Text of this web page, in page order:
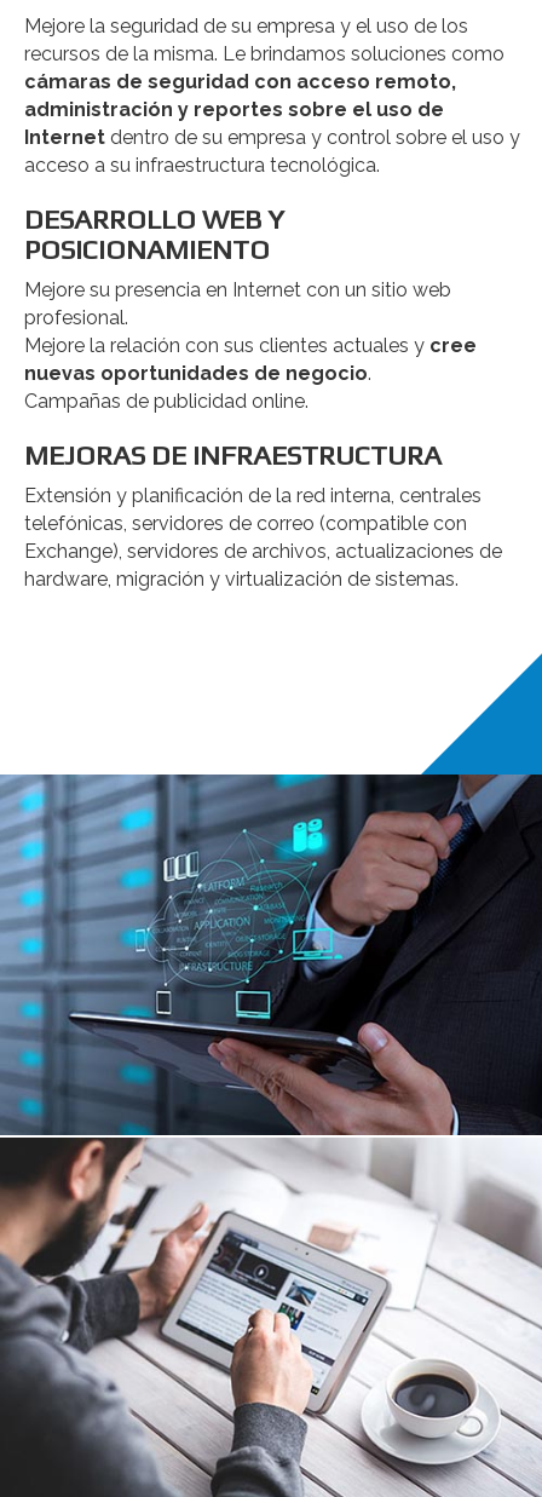
Mejore la seguridad de su empresa y el uso de los
recursos de la misma. Le brindamos soluciones como
cámaras de seguridad con acceso remoto,
administración y reportes sobre el uso de
Internet dentro de su empresa y control sobre el uso y
acceso a su infraestructura tecnológica.
DESARROLLO WEB Y
POSICIONAMIENTO
Mejore su presencia en Internet con un sitio web
profesional.
Mejore la relación con sus clientes actuales y cree
nuevas oportunidades de negocio.
Campañas de publicidad online.
MEJORAS DE INFRAESTRUCTURA
Extensión y planificación de la red interna, centrales
telefónicas, servidores de correo (compatible con
Exchange), servidores de archivos, actualizaciones de
hardware, migración y virtualización de sistemas.